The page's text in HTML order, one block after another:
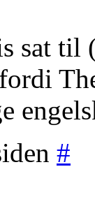
sat til
#